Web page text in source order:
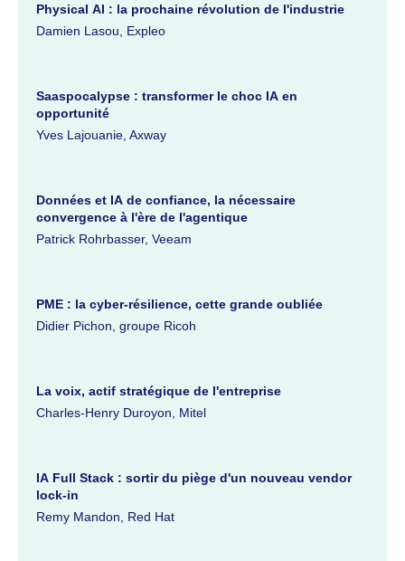
Physical AI : la prochaine révolution de l'industrie
Damien Lasou, Expleo
Saaspocalypse : transformer le choc IA en
opportunité
Yves Lajouanie, Axway
Données et IA de confiance, la nécessaire
convergence à l'ère de l'agentique
Patrick Rohrbasser, Veeam
PME : la cyber-résilience, cette grande oubliée
Didier Pichon, groupe Ricoh
La voix, actif stratégique de l'entreprise
Charles-Henry Duroyon, Mitel
IA Full Stack : sortir du piège d'un nouveau vendor
lock-in
Remy Mandon, Red Hat